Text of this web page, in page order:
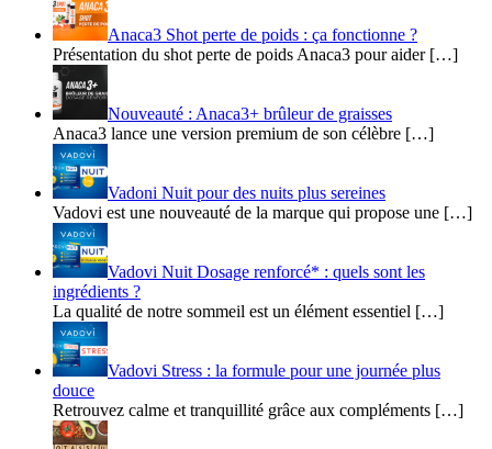
Anaca3 Shot perte de poids : ça fonctionne ?
Présentation du shot perte de poids Anaca3 pour aider […]
Nouveauté : Anaca3+ brûleur de graisses
Anaca3 lance une version premium de son célèbre […]
Vadoni Nuit pour des nuits plus sereines
Vadovi est une nouveauté de la marque qui propose une […]
Vadovi Nuit Dosage renforcé* : quels sont les
ingrédients ?
La qualité de notre sommeil est un élément essentiel […]
Vadovi Stress : la formule pour une journée plus
douce
Retrouvez calme et tranquillité grâce aux compléments […]